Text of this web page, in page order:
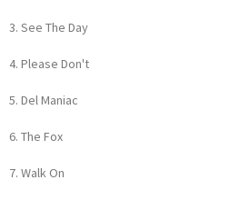
3. See The Day
4. Please Don't
5. Del Maniac
6. The Fox
7. Walk On